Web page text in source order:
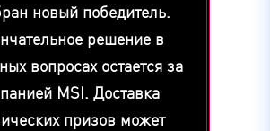
новый победитель.
решение в
вопросах остается за
MSI. Доставка
призов может